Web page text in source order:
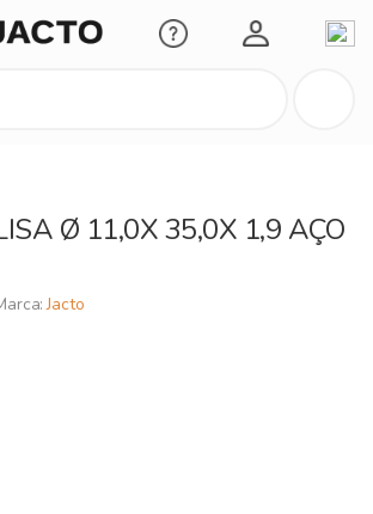
Minha Conta
Ø 11,0X 35,0X 1,9 AÇO
Jacto